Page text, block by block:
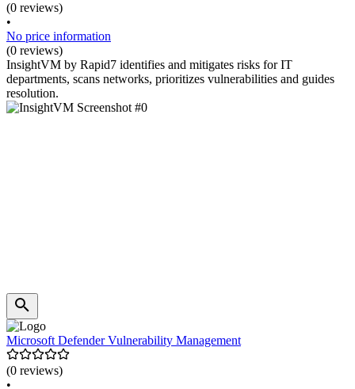
(0 reviews)
•
No price information
(0 reviews)
InsightVM by Rapid7 identifies and mitigates risks for IT
departments, scans networks, prioritizes vulnerabilities and guides
resolution.
Microsoft Defender Vulnerability Management
(0 reviews)
•